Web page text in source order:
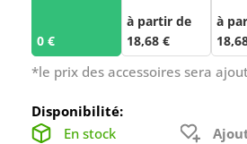
0 €
à partir de
18,68 €
à
*le prix des accessoires sera
Disponibilité:
En stock